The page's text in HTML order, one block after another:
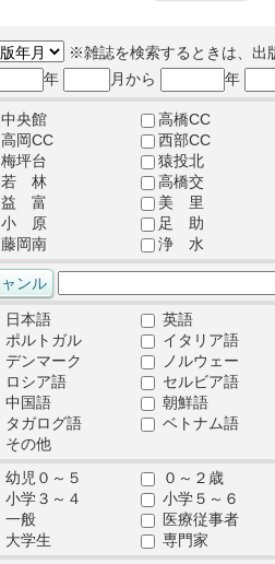
※雑誌を検索するときは、出
年
月から 年
中央館
高橋CC
高岡CC
西部CC
梅坪台
猿投北
若 林
高橋交
益 富
美 里
小 原
足 助
藤岡南
浄 水
日本語
英語
ポルトガル
イタリア語
デンマーク
ノルウェー
ロシア語
セルビア語
中国語
朝鮮語
タガログ語
ベトナム語
その他
幼児０～５
０～２歳
小学３～４
小学５～６
一般
医療従事者
大学生
専門家